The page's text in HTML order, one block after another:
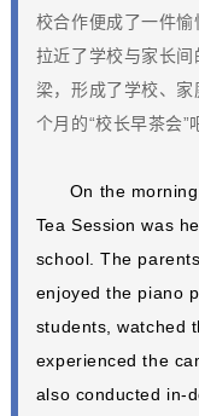
校合作便成了一件愉
拉近了学校与家长
梁，形成了学校、
个月的“校长早茶会”
On the
Tea Session was
school. The
enjoyed the piano
students, watched
experienced the
also conducted in-